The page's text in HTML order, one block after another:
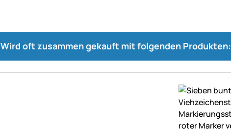
Wird oft zusammen gekauft mit folgenden Produkten: